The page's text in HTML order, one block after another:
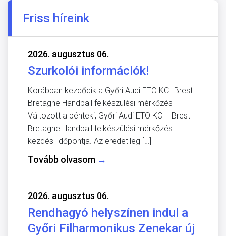
Friss híreink
2026. augusztus 06.
Szurkolói információk!
Korábban kezdődik a Győri Audi ETO KC–Brest
Bretagne Handball felkészülési mérkőzés
Változott a pénteki, Győri Audi ETO KC – Brest
Bretagne Handball felkészülési mérkőzés
kezdési időpontja. Az eredetileg […]
Tovább olvasom →
2026. augusztus 06.
Rendhagyó helyszínen indul a
Győri Filharmonikus Zenekar új